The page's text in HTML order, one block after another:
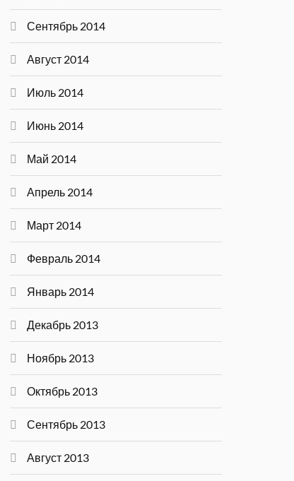
Сентябрь 2014
Август 2014
Июль 2014
Июнь 2014
Май 2014
Апрель 2014
Март 2014
Февраль 2014
Январь 2014
Декабрь 2013
Ноябрь 2013
Октябрь 2013
Сентябрь 2013
Август 2013